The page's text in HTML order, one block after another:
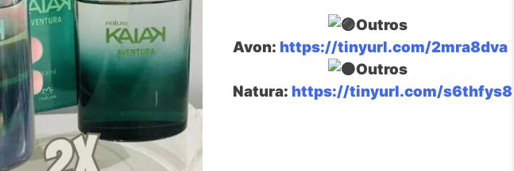
Outros
Avon: https://tinyurl.com/2mra8dva
Outros
Natura: https://tinyurl.com/s6thfys8